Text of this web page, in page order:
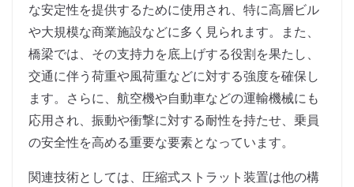
な安定性を提供するために使用され、特に高層ビル
や大規模な商業施設などに多く見られます。また、
橋梁では、その支持力を底上げする役割を果たし、
交通に伴う荷重や風荷重などに対する強度を確保し
ます。さらに、航空機や自動車などの運輸機械にも
応用され、振動や衝撃に対する耐性を持たせ、乗員
の安全性を高める重要な要素となっています。
関連技術としては、圧縮式ストラット装置は他の構